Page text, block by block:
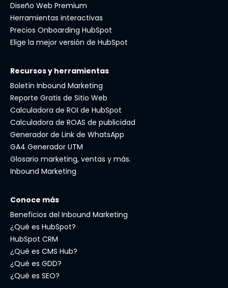
Diseño Web Premium
Herramientas interactivas
Precios Onboarding HubSpot
Elige la mejor versión de HubSpot
Recursos y herramientas
Boletín Inbound Marketing
Reporte Gratis de Sitio Web
Calculadora de ROI de HubSpot
Calculadora de ROAS de publicidad
Generador de Link de WhatsApp
GA4 Generador UTM
Glosario marketing, ventas y más.
Inbound Marketing
Conoce más
Beneficios del Inbound Marketing
¿Qué es HubSpot?
HubSpot CRM
¿Qué es CMS Hub?
¿Qué es GDD?
¿Qué es SEO?